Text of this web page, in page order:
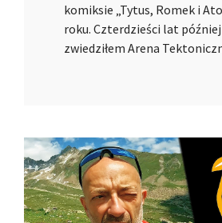
komiksie „Tytus, Romek i
roku. Czterdzieści lat
zwiedziłem Arena